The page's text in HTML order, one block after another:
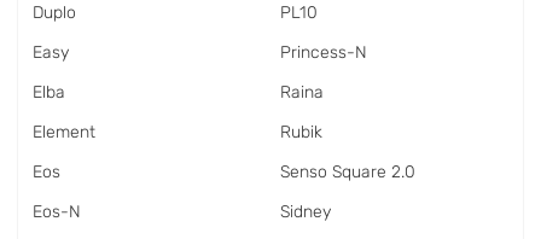
Duplo
Easy
Elba
Element
Eos
Eos-N
PL10
Princess-N
Raina
Rubik
Senso Square 2.0
Sidney